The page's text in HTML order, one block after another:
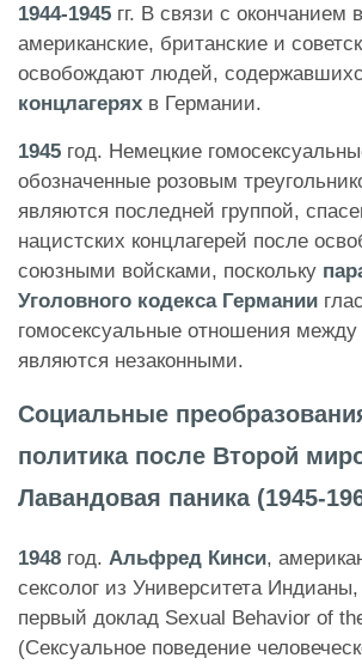
1944-1945 гг. В связи с окончанием
американские, британские и
освобождают людей,
концлагерях в Германии.
1945 год. Немецкие
обозначенные розовым
являются последней группой,
нацистских концлагерей после
союзными войсками, поскольку
Уголовного кодекса Германии
гомосексуальные отношения
являются незаконными.
Социальные
политика после Второй
Лавандовая паника (1945-
1948 год. Альфред Кинси,
сексолог из Университета
первый доклад Sexual Behavior of
(Сексуальное поведение